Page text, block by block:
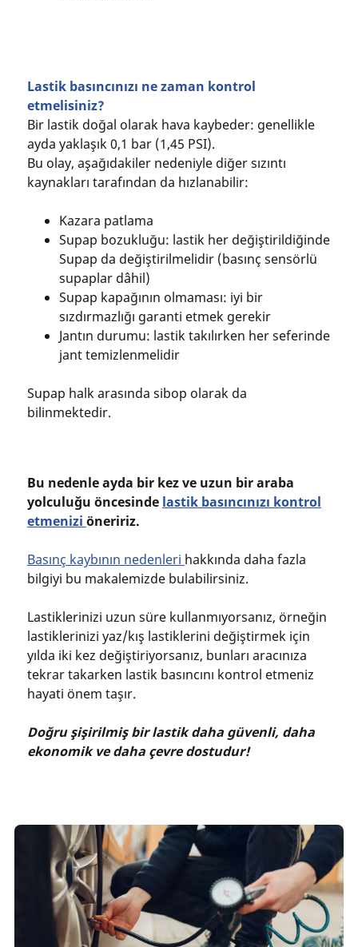
Lastik basıncınızı ne zaman kontrol
etmelisiniz?
Bir lastik doğal olarak hava kaybeder: genellikle
ayda yaklaşık 0,1 bar (1,45 PSI).
Bu olay, aşağıdakiler nedeniyle diğer sızıntı
kaynakları tarafından da hızlanabilir:
Kazara patlama
Supap bozukluğu: lastik her değiştirildiğinde
Supap da değiştirilmelidir (basınç sensörlü
supaplar dâhil)
Supap kapağının olmaması: iyi bir
sızdırmazlığı garanti etmek gerekir
Jantın durumu: lastik takılırken her seferinde
jant temizlenmelidir
Supap halk arasında sibop olarak da
bilinmektedir.
Bu nedenle ayda bir kez ve uzun bir araba
yolculuğu öncesinde lastik basıncınızı kontrol
etmenizi öneririz.
Basınç kaybının nedenleri hakkında daha fazla
bilgiyi bu makalemizde bulabilirsiniz.
Lastiklerinizi uzun süre kullanmıyorsanız, örneğin
lastiklerinizi yaz/kış lastiklerini değiştirmek için
yılda iki kez değiştiriyorsanız, bunları aracınıza
tekrar takarken lastik basıncını kontrol etmeniz
hayati önem taşır.
Doğru şişirilmiş bir lastik daha güvenli, daha
ekonomik ve daha çevre dostudur!